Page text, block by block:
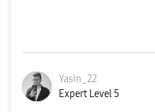
Yasin_22
Expert Level 5